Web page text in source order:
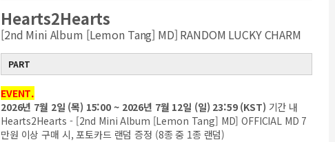
Hearts2Hearts
[2nd Mini Album [Lemon Tang] MD] RANDOM LUCKY CHARM
PART
EVENT.
2026년 7월 2일 (목) 15:00 ~ 2026년 7월 12일 (일) 23:59 (KST) 기간 내
Hearts2Hearts - [2nd Mini Album [Lemon Tang] MD] OFFICIAL MD 7
만원 이상 구매 시, 포토카드 랜덤 증정 (8종 중 1종 랜덤)